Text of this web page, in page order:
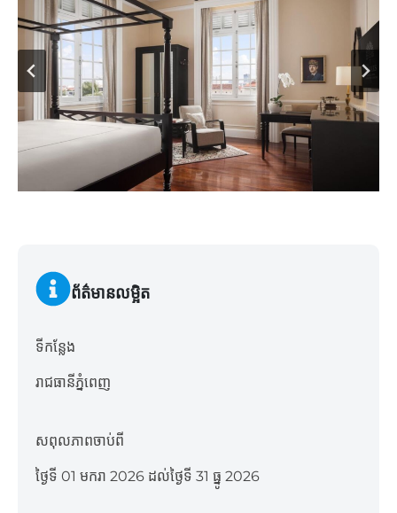
ព័ត៌មានលម្អិត
ទីកន្លែង
រាជធានីភ្នំពេញ
សពុលភាពចាប់ពី
ថ្ងៃទី 01 មករា 2026 ដល់ថ្ងៃទី 31 ធ្នូ 2026